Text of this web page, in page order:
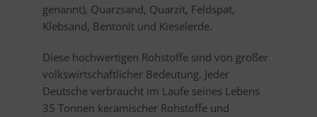
genannt), Quarzsand, Quarzit, Feldspat,
Klebsand, Bentonit und Kieselerde.
Diese hochwertigen Rohstoffe sind von großer
volkswirtschaftlicher Bedeutung. Jeder
Deutsche verbraucht im Laufe seines Lebens
35 Tonnen keramischer Rohstoffe und